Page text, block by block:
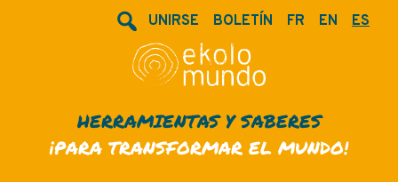
UNIRSE BOLETÍN FR EN ES
HERRAMIENTAS Y SABERES
¡PARA TRANSFORMAR EL MUNDO!